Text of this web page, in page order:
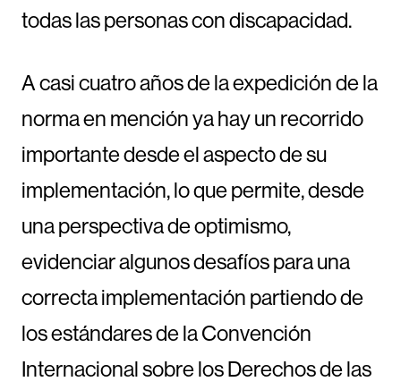
todas las personas con discapacidad.
A casi cuatro años de la expedición de la
norma en mención ya hay un recorrido
importante desde el aspecto de su
implementación, lo que permite, desde
una perspectiva de optimismo,
evidenciar algunos desafíos para una
correcta implementación partiendo de
los estándares de la Convención
Internacional sobre los Derechos de las